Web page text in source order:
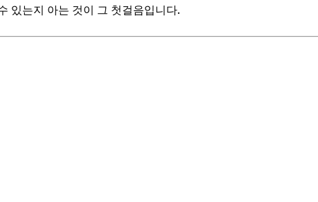
! 놓치지 마세요
있는지 아는 것이 그 첫걸음입니다.